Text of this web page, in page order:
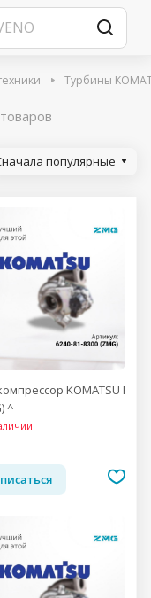
Турбины
популярные
KOMATSU
^